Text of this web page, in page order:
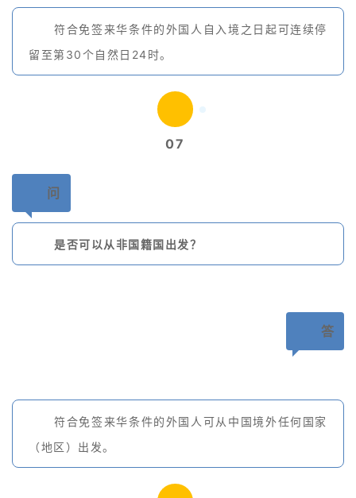
符合免签来华条件的外国人自入境之日起可连续停
留至第30个自然日24时。
07
问
是否可以从非国籍国出发？
答
符合免签来华条件的外国人可从中国境外任何国家
（地区）出发。